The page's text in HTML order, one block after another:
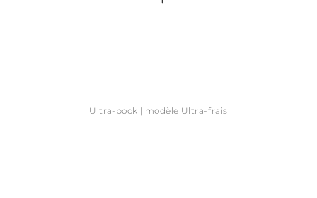
Ultra-book | modèle Ultra-frais